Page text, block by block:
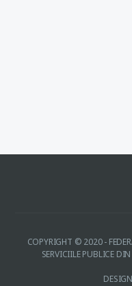
COPYRIGHT © 2020 -
SERVICIILE PUBLICE